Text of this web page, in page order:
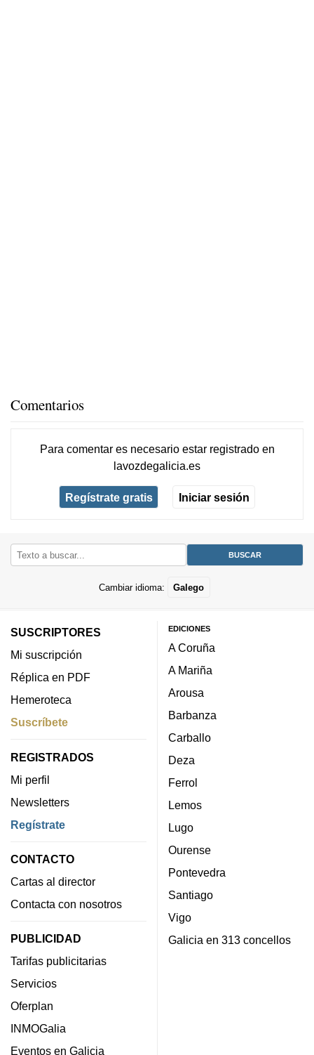
Comentarios
Para comentar es necesario estar registradoen
lavozdegalicia.es
Regístrate gratis Iniciar sesión
Cambiar idioma: Galego
SUSCRIPTORES
Mi suscripción
Réplica en PDF
Hemeroteca
Suscríbete
REGISTRADOS
Mi perfil
Newsletters
Regístrate
CONTACTO
Cartas al director
Contacta con nosotros
PUBLICIDAD
Tarifas publicitarias
Servicios
Oferplan
INMOGalia
Eventos en Galicia
EDICIONES
A Coruña
A Mariña
Arousa
Barbanza
Carballo
Deza
Ferrol
Lemos
Lugo
Ourense
Pontevedra
Santiago
Vigo
Galicia en 313 concellos